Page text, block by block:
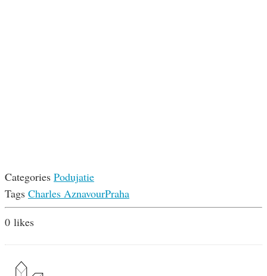
Categories Podujatie
Tags Charles AznavourPraha
0 likes